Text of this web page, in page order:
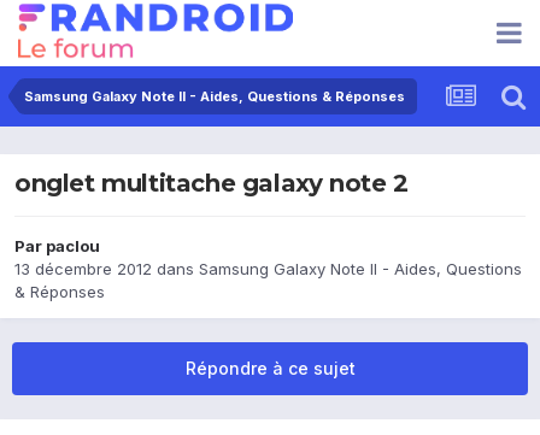
Samsung Galaxy Note II - Aides, Questions & Réponses
onglet multitache galaxy note 2
Par paclou
13 décembre 2012 dans Samsung Galaxy Note II - Aides, Questions
& Réponses
Répondre à ce sujet